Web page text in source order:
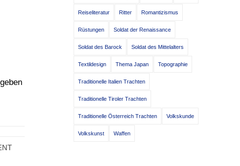
Reiseliteratur Ritter Romantizismus
Rüstungen Soldat der Renaissance
Soldat des Barock Soldat des Mittelalters
Textildesign Thema Japan Topographie
Traditionelle Italien Trachten
Traditionelle Tiroler Trachten
Traditionelle Österreich Trachten Volkskunde
Volkskunst Waffen